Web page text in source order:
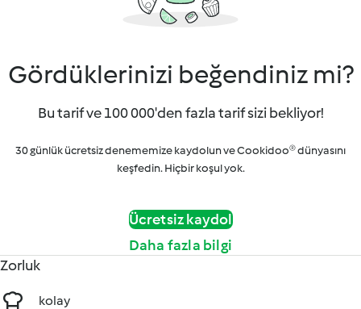
Gördüklerinizi beğendiniz mi?
Bu tarif ve 100 000'den fazla tarif sizi bekliyor!
30 günlük ücretsiz denememize kaydolun ve Cookidoo® dünyasını
keşfedin. Hiçbir koşul yok.
Ücretsiz kaydol
Daha fazla bilgi
Zorluk
kolay